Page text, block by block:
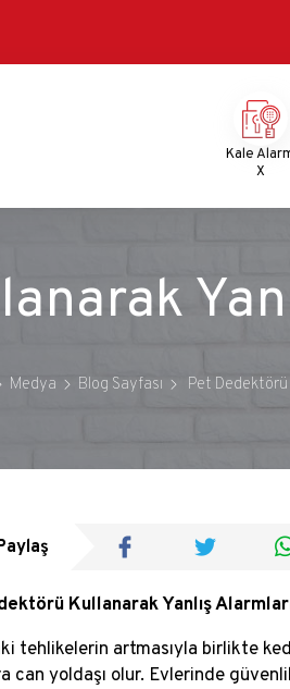
Menu
Kale
X
Medya Blog Sayfası Pet Dedektörü
Kullanarak Yanlış
tehlikelerin artmasıyla birlikte
can yoldaşı olur. Evlerinde